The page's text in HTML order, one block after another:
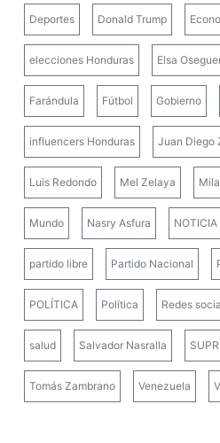
Deportes Donald Trump
elecciones Honduras Elsa
Farándula Fútbol Gobierno
influencers Honduras Juan Diego
Luis Redondo Mel Zelaya
Mundo Nasry Asfura NOTICIA
partido libre Partido Nacional
POLÍTICA Política Redes
salud Salvador Nasralla
Tomás Zambrano Venezuela